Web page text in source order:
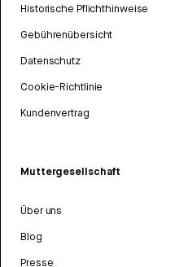
Historische Pflichthinweise
Gebührenübersicht
Datenschutz
Cookie-Richtlinie
Kundenvertrag
Muttergesellschaft
Über uns
Blog
Presse